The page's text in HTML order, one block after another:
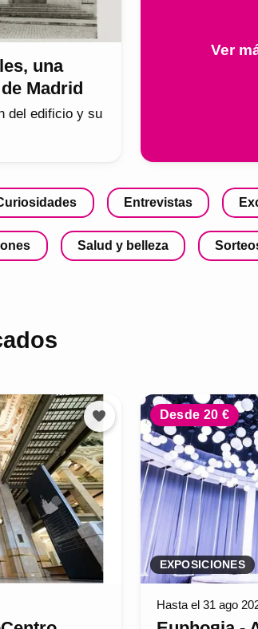
una
Madrid
del edificio y su
Ver
Entrevistas
Salud y belleza
Desde 20 €
EXPOSICIONES
Hasta el 31 ago